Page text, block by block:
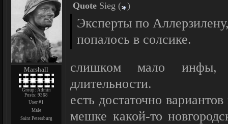
Marshall
Group: Admin
Posts:9368
User #1
Male
Saint Petersburg
Quote Sieg ( )
Эксперты по
попалось в солсике.
слишком мало
длительности.
есть достаточно
мешке какой-то